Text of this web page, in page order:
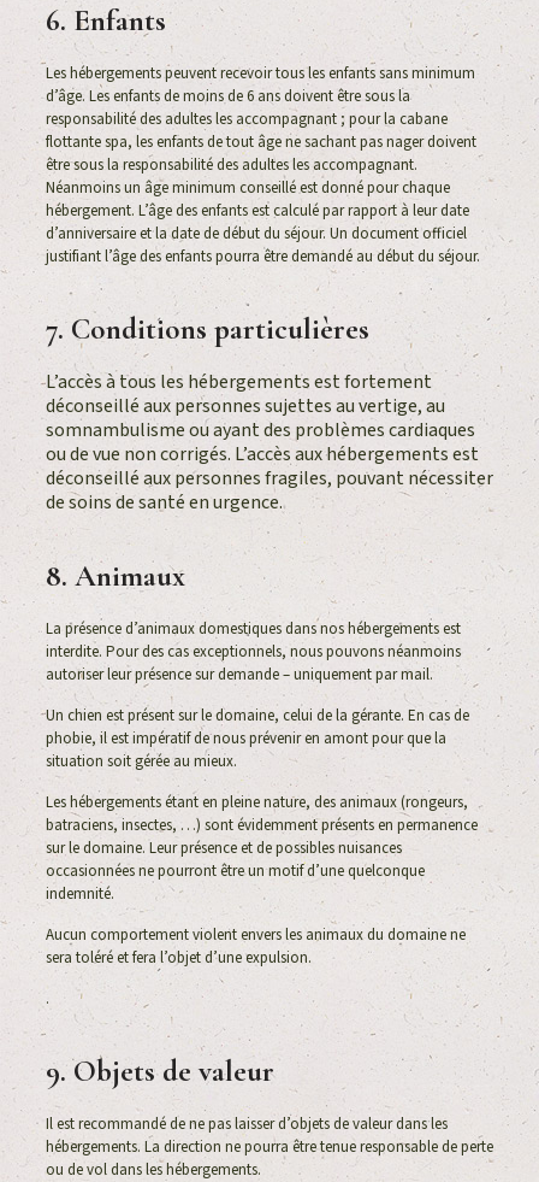
6. Enfants
Les hébergements peuvent recevoir tous les enfants sans minimum
d’âge. Les enfants de moins de 6 ans doivent être sous la
responsabilité des adultes les accompagnant ; pour la cabane
flottante spa, les enfants de tout âge ne sachant pas nager doivent
être sous la responsabilité des adultes les accompagnant.
Néanmoins un âge minimum conseillé est donné pour chaque
hébergement. L’âge des enfants est calculé par rapport à leur date
d’anniversaire et la date de début du séjour. Un document officiel
justifiant l’âge des enfants pourra être demandé au début du séjour.
7. Conditions particulières
L’accès à tous les hébergements est fortement
déconseillé aux personnes sujettes au vertige, au
somnambulisme ou ayant des problèmes cardiaques
ou de vue non corrigés. L’accès aux hébergements est
déconseillé aux personnes fragiles, pouvant nécessiter
de soins de santé en urgence.
8. Animaux
La présence d’animaux domestiques dans nos hébergements est
interdite. Pour des cas exceptionnels, nous pouvons néanmoins
autoriser leur présence sur demande – uniquement par mail.
Un chien est présent sur le domaine, celui de la gérante. En cas de
phobie, il est impératif de nous prévenir en amont pour que la
situation soit gérée au mieux.
Les hébergements étant en pleine nature, des animaux (rongeurs,
batraciens, insectes, …) sont évidemment présents en permanence
sur le domaine. Leur présence et de possibles nuisances
occasionnées ne pourront être un motif d’une quelconque
indemnité.
Aucun comportement violent envers les animaux du domaine ne
sera toléré et fera l’objet d’une expulsion.
.
9. Objets de valeur
Il est recommandé de ne pas laisser d’objets de valeur dans les
hébergements. La direction ne pourra être tenue responsable de perte
ou de vol dans les hébergements.